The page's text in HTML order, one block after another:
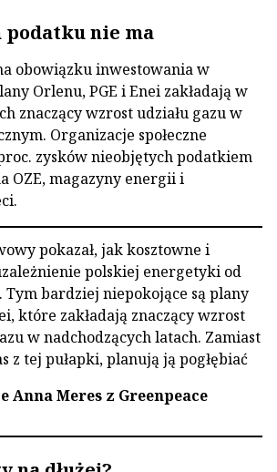
podatku nie ma
obowiązku inwestowania w
Orlenu, PGE i Enei zakładają w
znaczący wzrost udziału gazu w
Organizacje społeczne
zysków nieobjętych podatkiem
OZE, magazyny energii i
pokazał, jak kosztowne i
polskiej energetyki od
bardziej niepokojące są plany
które zakładają znaczący wzrost
w nadchodzących latach. Zamiast
z tej pułapki, planują ją pogłębiać
Anna Meres z Greenpeace